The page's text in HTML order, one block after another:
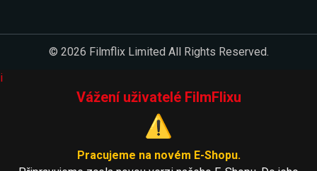
© 2026 Filmflix Limited All Rights Reserved.
i
Vážení uživatelé FilmFlixu
⚠️
Pracujeme na novém E-Shopu.